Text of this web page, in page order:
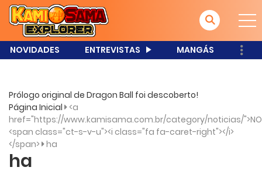
NOVIDADES ENTREVISTAS MANGÁS
Prólogo original de Dragon Ball foi descoberto!
Página Inicial <a
href="https://www.kamisama.com.br/category/noticias/
<span class="ct-s-v-u"><i class="fa fa-caret-right"></i>
</span> ha
ha